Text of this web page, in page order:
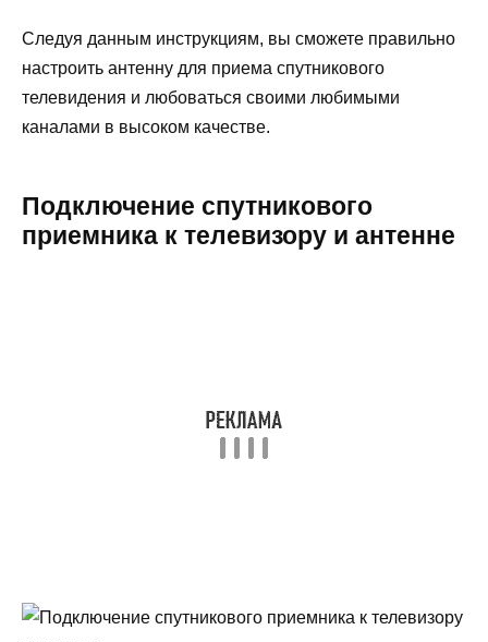
Следуя данным инструкциям, вы сможете правильно
настроить антенну для приема спутникового
телевидения и любоваться своими любимыми
каналами в высоком качестве.
Подключение спутникового
приемника к телевизору и антенне